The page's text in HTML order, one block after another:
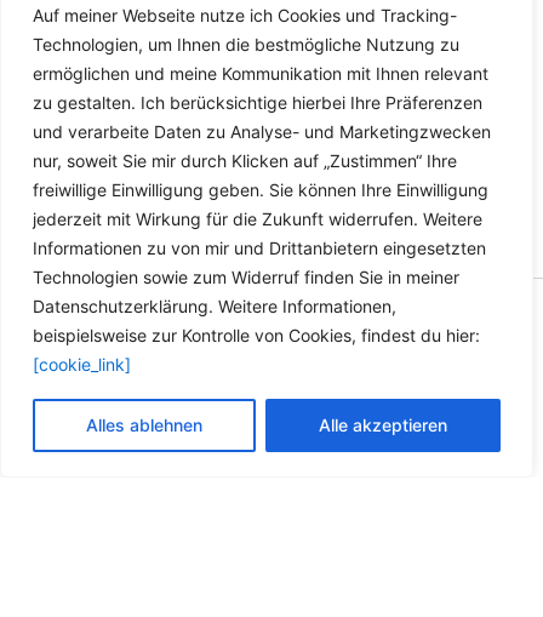
Auf meiner Webseite nutze ich Cookies und Tracking-
Technologien, um Ihnen die bestmögliche Nutzung zu
ermöglichen und meine Kommunikation mit Ihnen relevant
zu gestalten. Ich berücksichtige hierbei Ihre Präferenzen
und verarbeite Daten zu Analyse- und Marketingzwecken
nur, soweit Sie mir durch Klicken auf „Zustimmen“ Ihre
freiwillige Einwilligung geben. Sie können Ihre Einwilligung
jederzeit mit Wirkung für die Zukunft widerrufen. Weitere
Informationen zu von mir und Drittanbietern eingesetzten
Technologien sowie zum Widerruf finden Sie in meiner
Datenschutzerklärung. Weitere Informationen,
beispielsweise zur Kontrolle von Cookies, findest du hier:
[cookie_link]
Alles ablehnen Alle akzeptieren
Details
Copyright © 2026 Versandhandel für Fahrzeugteile, Ersatzteile
für: SMART BMW VW - Zubehör für Werkstätten.
Vertrag widerrufen